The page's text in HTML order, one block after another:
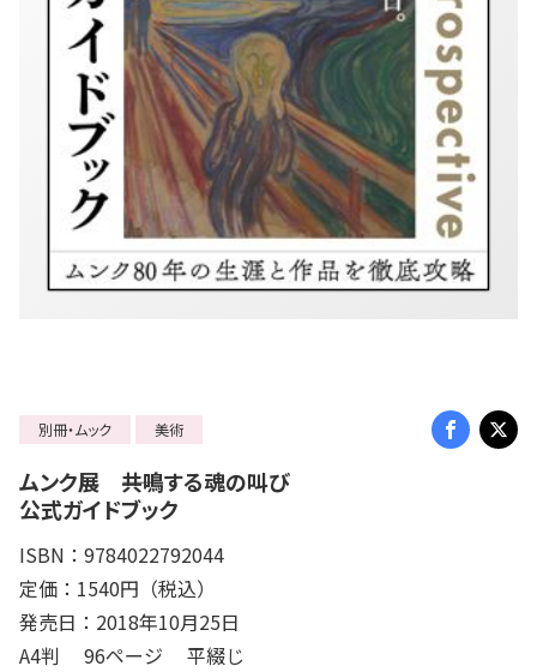
別冊・ムック 美術
ムンク展 ――共鳴する魂の叫び
公式ガイドブック
ISBN：9784022792044
定価：1540円（税込）
発売日：2018年10月25日
A4判 96ページ 平綴じ